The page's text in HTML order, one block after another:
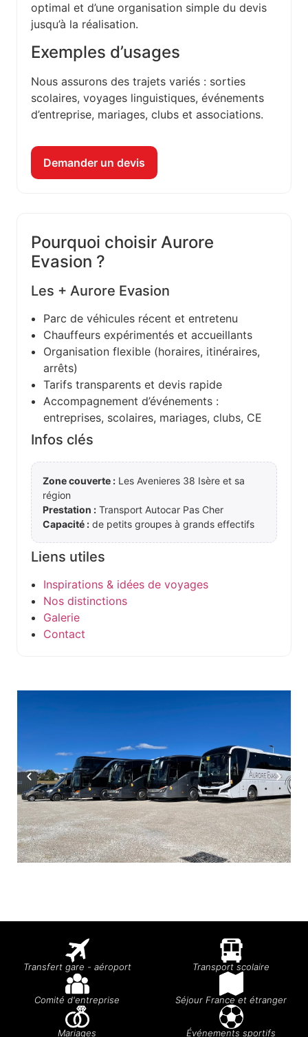
optimal et d’une organisation simple du devis
jusqu’à la réalisation.
Exemples d’usages
Nous assurons des trajets variés : sorties
scolaires, voyages linguistiques, événements
d’entreprise, mariages, clubs et associations.
Demander un devis
Pourquoi choisir Aurore
Evasion ?
Les + Aurore Evasion
Parc de véhicules récent et entretenu
Chauffeurs expérimentés et accueillants
Organisation flexible (horaires, itinéraires,
arrêts)
Tarifs transparents et devis rapide
Accompagnement d’événements :
entreprises, scolaires, mariages, clubs, CE
Infos clés
Zone couverte : Les Avenieres 38 Isère et sa
région
Prestation : Transport Autocar Pas Cher
Capacité : de petits groupes à grands effectifs
Liens utiles
Inspirations & idées de voyages
Nos distinctions
Galerie
Contact
Transfert gare - aéroport Transport scolaire
Comité d'entreprise Séjour France et étranger
Mariages Événements sportifs